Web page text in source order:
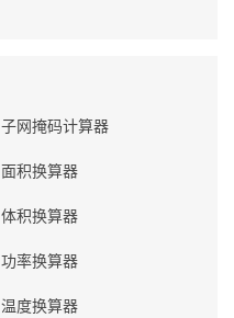
子网掩码计算器
面积换算器
体积换算器
功率换算器
温度换算器